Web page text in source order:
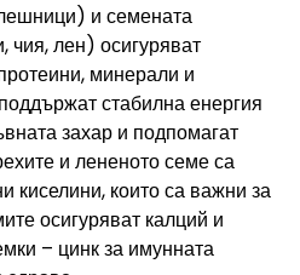
и семената
чия, лен) осигуряват
минерали и
стабилна енергия
захар и подпомагат
и лененото семе са
киселини, които са важни за
осигуряват калций и
– цинк за имунната